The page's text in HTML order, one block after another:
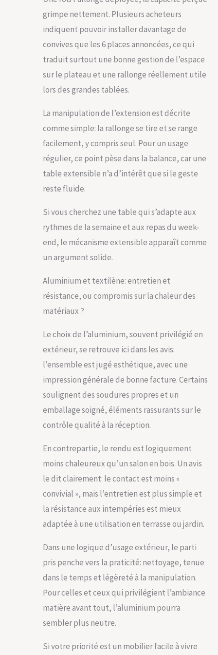
chaises est réalisé
en textilène
rembourré, une
matière souple et
confortable de
quoi vous donner
envie de rallonger
tous vos repas. On
aime le côté
accoudoirs qui
encore plus de
confort. ENSEMBLE
DURABLE :
L'ensemble salon
en aluminium lui
permet de ne pas
être corrosive et
ainsi de ne pas
et résistant, prêt à
s'adapter à
n'importe quelle
SALON DE JARDIN :
Dim. table : 90/180L
Dim. chaise : 56l x
57P x 87H cm ; -
47P x 43H cm ; -
Charge max.
kg (chaise), 75 kg
nécessaire.
grimpe nettement. Plusieurs acheteurs
indiquent pouvoir installer davantage de
convives que les 6 places annoncées, ce qui
traduit surtout une bonne gestion de l’espace
sur le plateau et une rallonge réellement utile
lors des grandes tablées.
La manipulation de l’extension est décrite
comme simple: la rallonge se tire et se range
facilement, y compris seul. Pour un usage
régulier, ce point pèse dans la balance, car une
table extensible n’a d’intérêt que si le geste
reste fluide.
Si vous cherchez une table qui s’adapte aux
rythmes de la semaine et aux repas du week-
end, le mécanisme extensible apparaît comme
un argument solide.
Aluminium et textilène: entretien et
résistance, ou compromis sur la chaleur des
matériaux ?
Le choix de l’aluminium, souvent privilégié en
extérieur, se retrouve ici dans les avis:
l’ensemble est jugé esthétique, avec une
impression générale de bonne facture. Certains
soulignent des soudures propres et un
emballage soigné, éléments rassurants sur le
contrôle qualité à la réception.
En contrepartie, le rendu est logiquement
moins chaleureux qu’un salon en bois. Un avis
le dit clairement: le contact est moins «
convivial », mais l’entretien est plus simple et
la résistance aux intempéries est mieux
adaptée à une utilisation en terrasse ou jardin.
Dans une logique d’usage extérieur, le parti
pris penche vers la praticité: nettoyage, tenue
dans le temps et légèreté à la manipulation.
Pour celles et ceux qui privilégient l’ambiance
matière avant tout, l’aluminium pourra
sembler plus neutre.
Si votre priorité est un mobilier facile à vivre